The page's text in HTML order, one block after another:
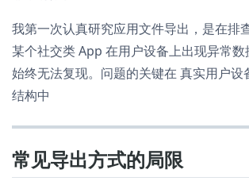
我第一次认真研究应用文件导出，是在排
某个社交类 App 在用户设备上出现异常
始终无法复现。问题的关键在 真实用户设
结构中
常见导出方式的局限